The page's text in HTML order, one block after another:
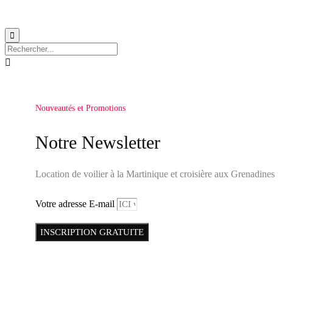


Nouveautés et Promotions
Notre Newsletter
Location de voilier à la Martinique et croisière aux Grenadines
Votre adresse E-mail
INSCRIPTION GRATUITE